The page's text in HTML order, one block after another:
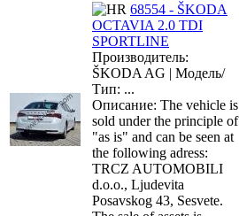
68554 - ŠKODA
OCTAVIA 2.0 TDI
SPORTLINE
Производитель:
ŠKODA AG | Модель/
Тип: ...
Описание: The vehicle is
sold under the principle of
"as is" and can be seen at
the following adress:
TRCZ AUTOMOBILI
d.o.o., Ljudevita
Posavskog 43, Sesvete.